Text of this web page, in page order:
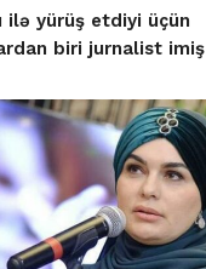
ilə yürüş etdiyi üçün
biri jurnalist imiş